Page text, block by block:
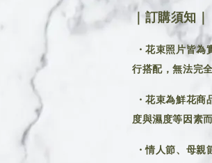
｜訂購須知｜
・花束照片皆為
行搭配，無法完
・花束為鮮花商
度與濕度等因素
・情人節、母親